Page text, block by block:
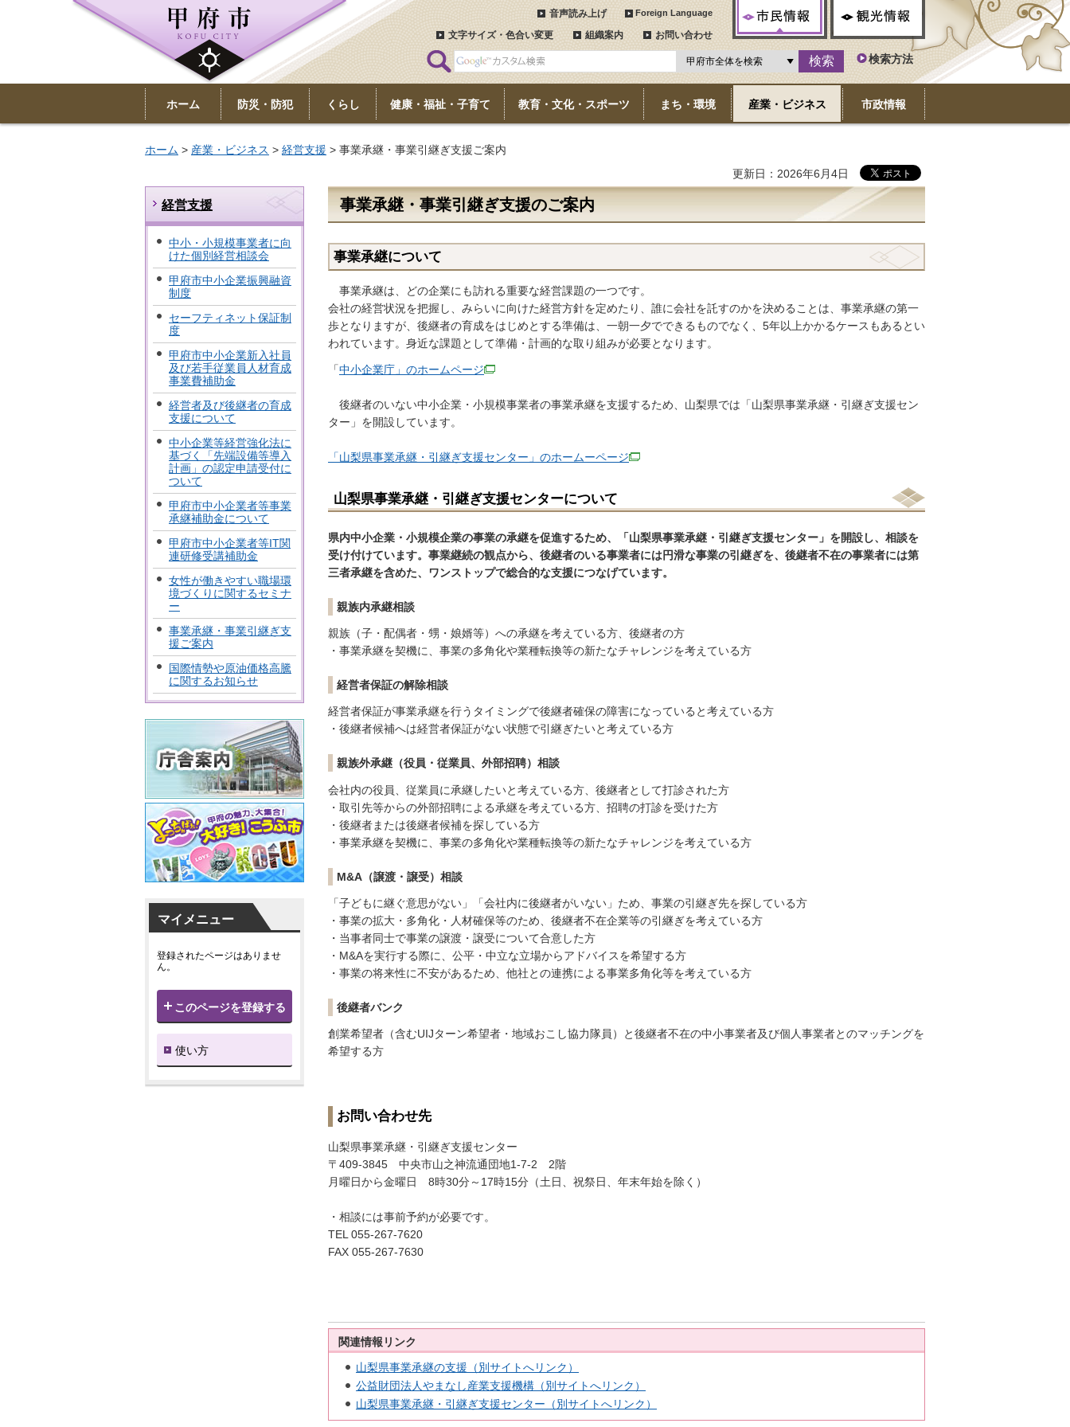
音声読み上げ Foreign Language
文字サイズ・色合い変更 組織案内 お問い合わせ
検索方法
ホーム 防災・防犯 くらし 健康・福祉・子育て 教育・文化・スポーツ まち・環境 産業・ビジネス 市政情報
ホーム > 産業・ビジネス > 経営支援 > 事業承継・事業引継ぎ支援ご案内
更新日：2026年6月4日
経営支援
中小・小規模事業者に向
けた個別経営相談会
甲府市中小企業振興融資
制度
セーフティネット保証制
度
甲府市中小企業新入社員
及び若手従業員人材育成
事業費補助金
経営者及び後継者の育成
支援について
中小企業等経営強化法に
基づく「先端設備等導入
計画」の認定申請受付に
ついて
甲府市中小企業者等事業
承継補助金について
甲府市中小企業者等IT関
連研修受講補助金
女性が働きやすい職場環
境づくりに関するセミナ
ー
事業承継・事業引継ぎ支
援ご案内
国際情勢や原油価格高騰
に関するお知らせ
マイメニュー
登録されたページはありませ
ん。
このページを登録する
使い方
事業承継・事業引継ぎ支援のご案内
事業承継について
事業承継は、どの企業にも訪れる重要な経営課題の一つです。
会社の経営状況を把握し、みらいに向けた経営方針を定めたり、誰に会社を託すのかを決めることは、事業承継の第一
歩となりますが、後継者の育成をはじめとする準備は、一朝一夕でできるものでなく、5年以上かかるケースもあるとい
われています。身近な課題として準備・計画的な取り組みが必要となります。
「中小企業庁」のホームページ
後継者のいない中小企業・小規模事業者の事業承継を支援するため、山梨県では「山梨県事業承継・引継ぎ支援セン
ター」を開設しています。
「山梨県事業承継・引継ぎ支援センター」のホームーページ
山梨県事業承継・引継ぎ支援センターについて
県内中小企業・小規模企業の事業の承継を促進するため、「山梨県事業承継・引継ぎ支援センター」を開設し、相談を
受け付けています。事業継続の観点から、後継者のいる事業者には円滑な事業の引継ぎを、後継者不在の事業者には第
三者承継を含めた、ワンストップで総合的な支援につなげています。
親族内承継相談
親族（子・配偶者・甥・娘婿等）への承継を考えている方、後継者の方
・事業承継を契機に、事業の多角化や業種転換等の新たなチャレンジを考えている方
経営者保証の解除相談
経営者保証が事業承継を行うタイミングで後継者確保の障害になっていると考えている方
・後継者候補へは経営者保証がない状態で引継ぎたいと考えている方
親族外承継（役員・従業員、外部招聘）相談
会社内の役員、従業員に承継したいと考えている方、後継者として打診された方
・取引先等からの外部招聘による承継を考えている方、招聘の打診を受けた方
・後継者または後継者候補を探している方
・事業承継を契機に、事業の多角化や業種転換等の新たなチャレンジを考えている方
M&A（譲渡・譲受）相談
「子どもに継ぐ意思がない」「会社内に後継者がいない」ため、事業の引継ぎ先を探している方
・事業の拡大・多角化・人材確保等のため、後継者不在企業等の引継ぎを考えている方
・当事者同士で事業の譲渡・譲受について合意した方
・M&Aを実行する際に、公平・中立な立場からアドバイスを希望する方
・事業の将来性に不安があるため、他社との連携による事業多角化等を考えている方
後継者バンク
創業希望者（含むUIJターン希望者・地域おこし協力隊員）と後継者不在の中小事業者及び個人事業者とのマッチングを
希望する方
お問い合わせ先
山梨県事業承継・引継ぎ支援センター
〒409-3845 中央市山之神流通団地1-7-2 2階
月曜日から金曜日 8時30分～17時15分（土日、祝祭日、年末年始を除く）
・相談には事前予約が必要です。
TEL 055-267-7620
FAX 055-267-7630
関連情報リンク
山梨県事業承継の支援（別サイトへリンク）
公益財団法人やまなし産業支援機構（別サイトへリンク）
山梨県事業承継・引継ぎ支援センター（別サイトへリンク）